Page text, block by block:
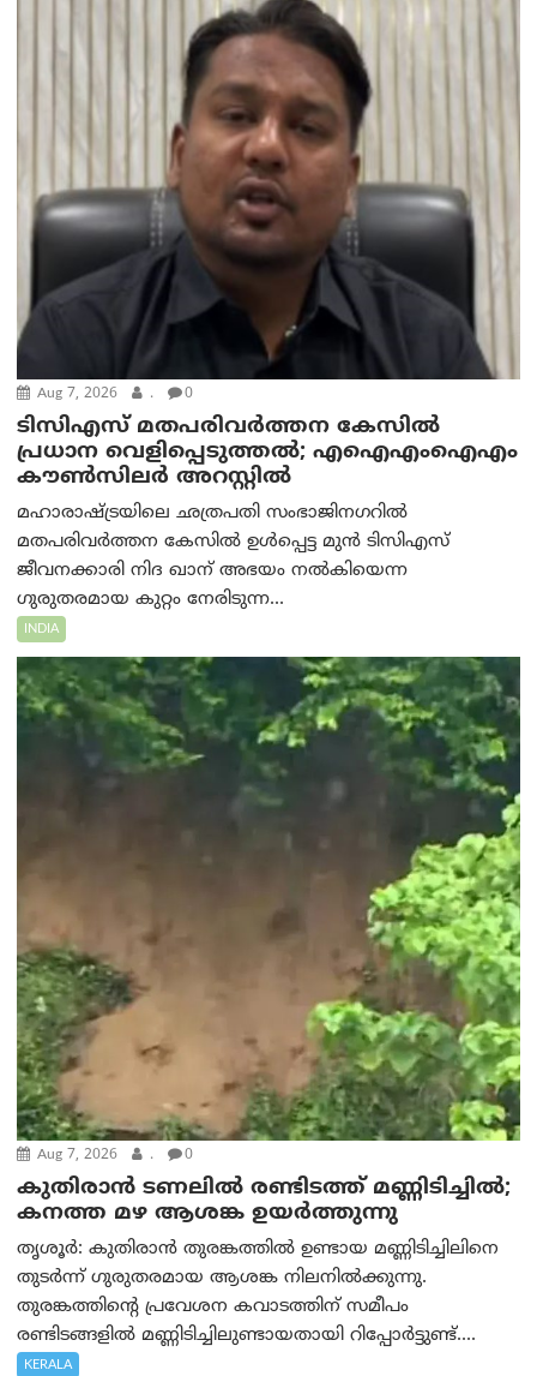
Aug 7, 2026 . 0
ടിസിഎസ് മതപരിവർത്തന കേസിൽ
പ്രധാന വെളിപ്പെടുത്തൽ; എഐഎംഐഎം
കൗൺസിലർ അറസ്റ്റിൽ
മഹാരാഷ്ട്രയിലെ ഛത്രപതി സംഭാജിനഗറിൽ
മതപരിവർത്തന കേസിൽ ഉൾപ്പെട്ട മുൻ ടിസിഎസ്
ജീവനക്കാരി നിദ ഖാന് അഭയം നൽകിയെന്ന
ഗുരുതരമായ കുറ്റം നേരിടുന്ന...
INDIA
Aug 7, 2026 . 0
കുതിരാൻ ടണലിൽ രണ്ടിടത്ത് മണ്ണിടിച്ചിൽ;
കനത്ത മഴ ആശങ്ക ഉയർത്തുന്നു
തൃശൂർ: കുതിരാൻ തുരങ്കത്തിൽ ഉണ്ടായ മണ്ണിടിച്ചിലിനെ
തുടർന്ന് ഗുരുതരമായ ആശങ്ക നിലനിൽക്കുന്നു.
തുരങ്കത്തിന്റെ പ്രവേശന കവാടത്തിന് സമീപം
രണ്ടിടങ്ങളിൽ മണ്ണിടിച്ചിലുണ്ടായതായി റിപ്പോർട്ടുണ്ട്....
KERALA